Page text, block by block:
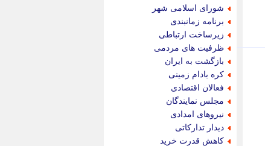
شورای اسلامی شهر
برنامه زمانبندی
زیرساخت ارتباطی
ظرفیت های مردمی
بازگشت به ایران
کره بادام زمینی
فعالان اقتصادی
مجلس نمایندگان
نیروهای امدادی
دیدار تدارکاتی
کاهش قدرت خرید